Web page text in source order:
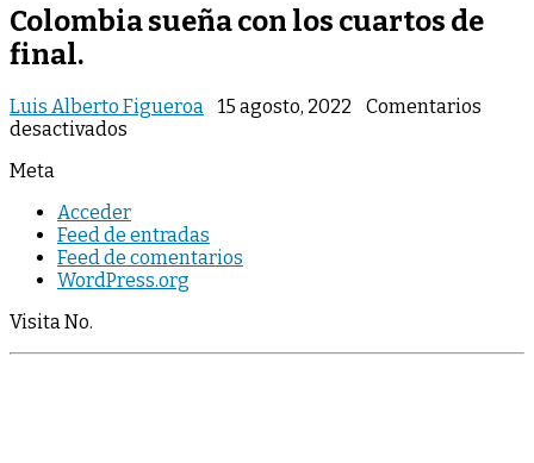
Colombia sueña con los cuartos de
final.
Luis Alberto Figueroa 15 agosto, 2022
Comentarios
desactivados
los
cuartos
de
final.
Meta
Acceder
Feed de entradas
Feed de comentarios
WordPress.org
Visita No.